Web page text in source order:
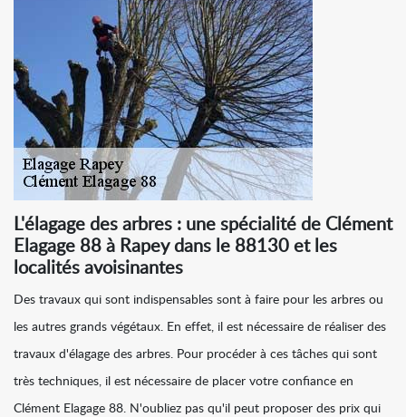
L'élagage des arbres : une spécialité de Clément
Elagage 88 à Rapey dans le 88130 et les
localités avoisinantes
Des travaux qui sont indispensables sont à faire pour les arbres ou
les autres grands végétaux. En effet, il est nécessaire de réaliser des
travaux d'élagage des arbres. Pour procéder à ces tâches qui sont
très techniques, il est nécessaire de placer votre confiance en
Clément Elagage 88. N'oubliez pas qu'il peut proposer des prix qui